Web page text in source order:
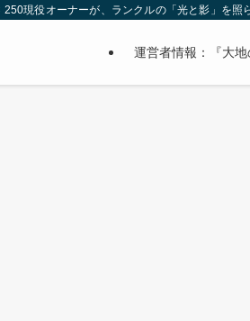
現役オーナーが、ランクルの「光と影」を照
運営者情報：『大